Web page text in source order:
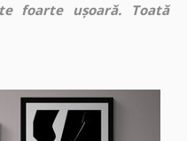
foarte ușoară. Toată